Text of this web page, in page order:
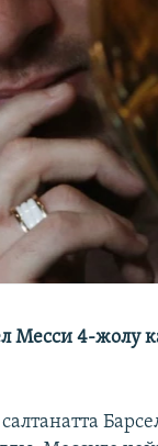
Месси 4-жолу